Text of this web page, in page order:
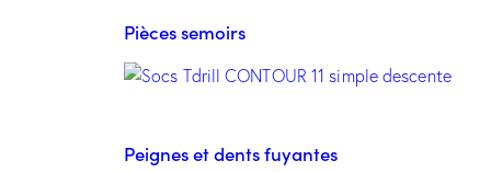
Pièces semoirs
Peignes et dents fuyantes